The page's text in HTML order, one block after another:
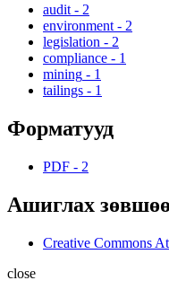
audit - 2
environment - 2
legislation - 2
compliance - 1
mining - 1
tailings - 1
Форматууд
PDF - 2
Ашиглах
Creative Commons
close